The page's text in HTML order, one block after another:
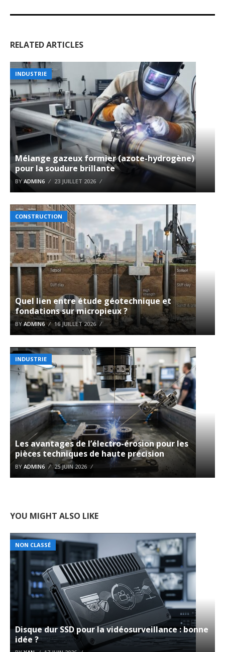
RELATED ARTICLES
INDUSTRIE
Mélange gazeux formier (azote-hydrogène)
pour la soudure brillante
BYADMIN6 23 JUILLET 2026
CONSTRUCTION
Quel lien entre étude géotechnique et
fondations sur micropieux ?
BYADMIN6 16 JUILLET 2026
INDUSTRIE
Les avantages de l’électro-érosion pour les
pièces techniques de haute précision
BY ADMIN6 25 JUIN 2026
YOU MIGHT ALSO LIKE
NON CLASSÉ
Disque dur SSD pour la vidéosurveillance : bonne
idée ?